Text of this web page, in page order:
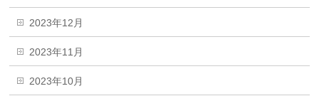
2023年12月
2023年11月
2023年10月